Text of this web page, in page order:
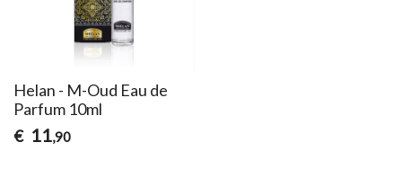
Helan - M-Oud Eau de
Parfum 10ml
€ 11,90